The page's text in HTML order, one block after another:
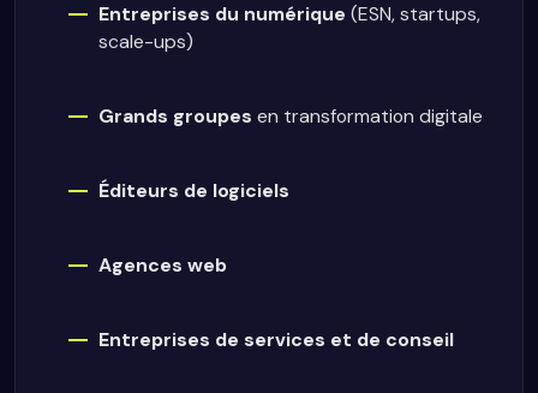
Entreprises du numérique (ESN, startups,
scale-ups)
Grands groupes en transformation digitale
Éditeurs de logiciels
Agences web
Entreprises de services et de conseil